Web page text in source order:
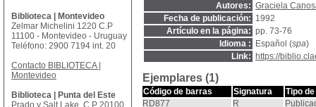
Autores: Graciela
Fecha de publicación: 1992
Artículo en la página: pp. 73-76
Idioma :
Español (spa)
Link:
https://
Ejemplares (1)
Código de barras Signatura
Tipo
RD877
R
Biblioteca | Montevideo
Zelmar Michelini 1220 C.P
11100 - Montevideo - Uruguay
Teléfono: 2900 7194 int. 20
Contacto BIBLIOTECA |
Montevideo
Biblioteca | Punta del Este
Prado y Salt Lake, C.P 20100